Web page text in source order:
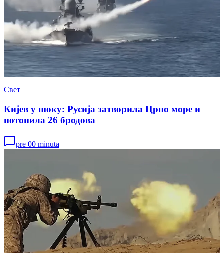
Свет
Кијев у шоку: Русија затворила Црно море и
потопила 26 бродова
pre 00 minuta